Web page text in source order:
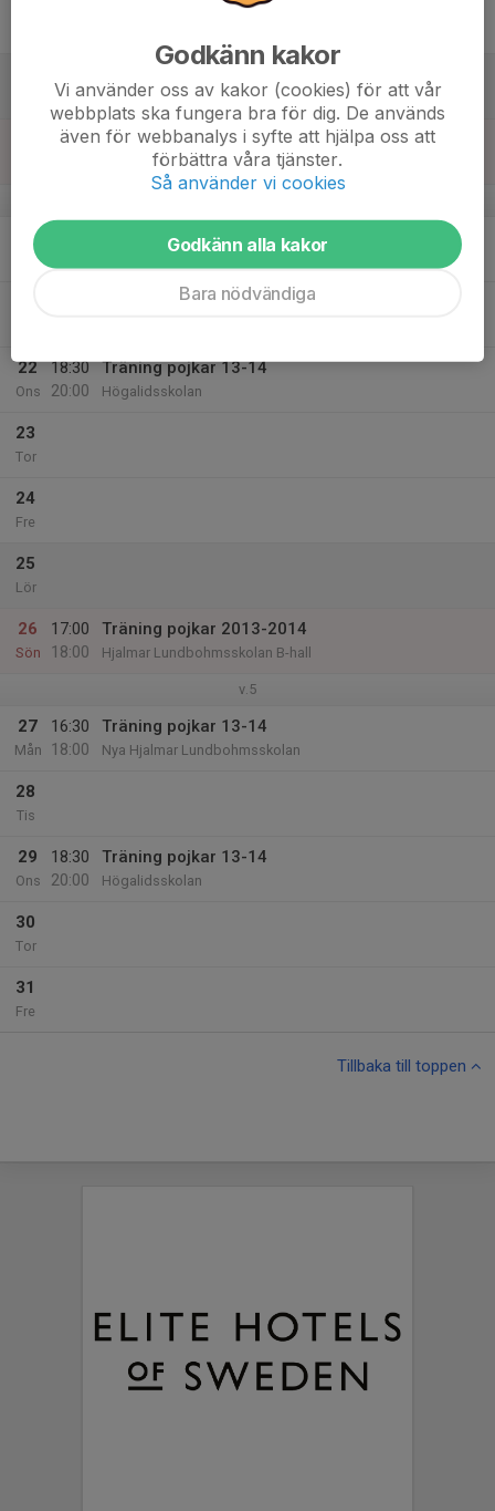
17:00
Träning pojkar 2013-2014
Hjalmar Lundbohmsskolan B-hall
20
Mån
Träning pojkar 13-14
22
Ons
18:30
20:00
Träning pojkar 13-14
Högalidsskolan
23
Tor
24
Fre
25
Lör
26
Sön
17:00
18:00
Träning pojkar 2013-2014
Hjalmar Lundbohmsskolan B-hall
v.5
27
Mån
16:30
18:00
Träning pojkar 13-14
Nya Hjalmar Lundbohmsskolan
28
Tis
29
Ons
18:30
20:00
Träning pojkar 13-14
Högalidsskolan
30
Tor
31
Fre
Tillbaka till toppen
Godkänn kakor
Vi använder oss av kakor (cookies) för att vår
webbplats ska fungera bra för dig. De används
även för webbanalys i syfte att hjälpa oss att
förbättra våra tjänster.
Så använder vi cookies
Godkänn alla kakor
Bara nödvändiga